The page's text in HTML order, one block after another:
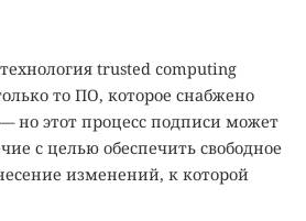
trusted computing
то ПО, которое снабжено
но этот процесс подписи может
с целью обеспечить свободное
изменений, к которой